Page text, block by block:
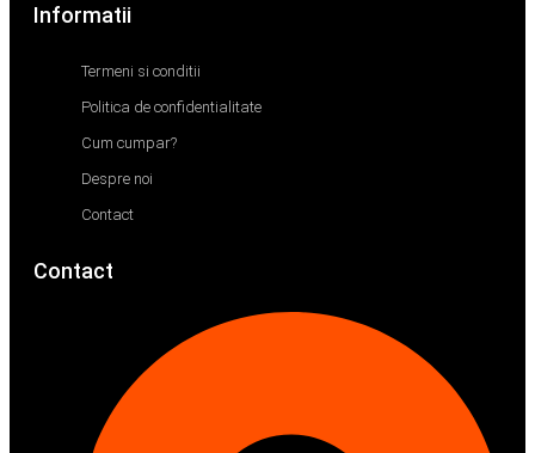
Informatii
Termeni si conditii
Politica de confidentialitate
Cum cumpar?
Despre noi
Contact
Contact